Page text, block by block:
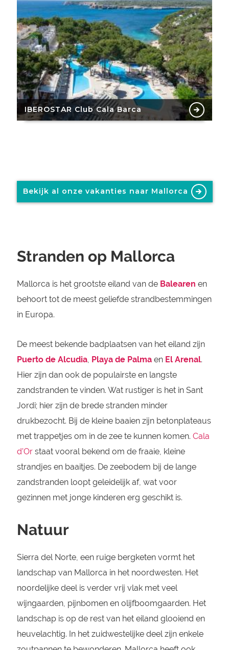
IBEROSTAR Club Cala Barca
Bekijk al onze vakanties naar Mallorca
Stranden op Mallorca
Mallorca is het grootste eiland van de Balearen en
behoort tot de meest geliefde strandbestemmingen
in Europa.
De meest bekende badplaatsen van het eiland zijn
Puerto de Alcudia, Playa de Palmaen El Arenal.
Hier zijn dan ook de populairste en langste
zandstranden te vinden. Wat rustiger is het in Sant
Jordi; hier zijn de brede stranden minder
drukbezocht. Bij de kleine baaien zijn betonplateaus
met trappetjes om in de zee te kunnen komen. Cala
d’Orstaat vooral bekend om de fraaie, kleine
strandjes en baaitjes. De zeebodem bij de lange
zandstranden loopt geleidelijk af, wat voor
gezinnen met jonge kinderen erg geschikt is.
Natuur
Sierra del Norte, een ruige bergketen vormt het
landschap van Mallorca in het noordwesten. Het
noordelijke deel is verder vrij vlak met veel
wijngaarden, pijnbomen en olijfboomgaarden. Het
landschap is op de rest van het eiland glooiend en
heuvelachtig. In het zuidwestelijke deel zijn enkele